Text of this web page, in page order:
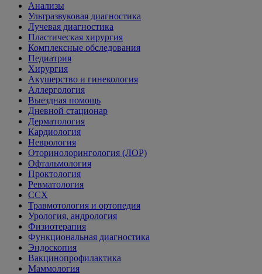
Анализы
Ультразвуковая диагностика
Лучевая диагностика
Пластическая хирургия
Комплексные обследования
Педиатрия
Хирургия
Акушерство и гинекология
Аллергология
Выездная помощь
Дневной стационар
Дерматология
Кардиология
Неврология
Оторинолорингология (ЛОР)
Офтальмология
Проктология
Ревматология
ССХ
Травмотология и ортопедия
Урология, андрология
Физиотерапия
Функциональная диагностика
Эндоскопия
Вакцинопрофилактика
Маммология